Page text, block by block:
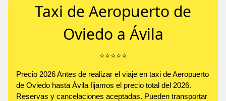
Taxi de Aeropuerto de
Oviedo a Ávila
⭐️⭐️⭐️⭐️⭐️
Precio 2026 Antes de realizar el viaje en taxi de Aeropuerto
de Oviedo hasta Ávila fijamos el precio total del 2026.
Reservas y cancelaciones aceptadas. Pueden transportar